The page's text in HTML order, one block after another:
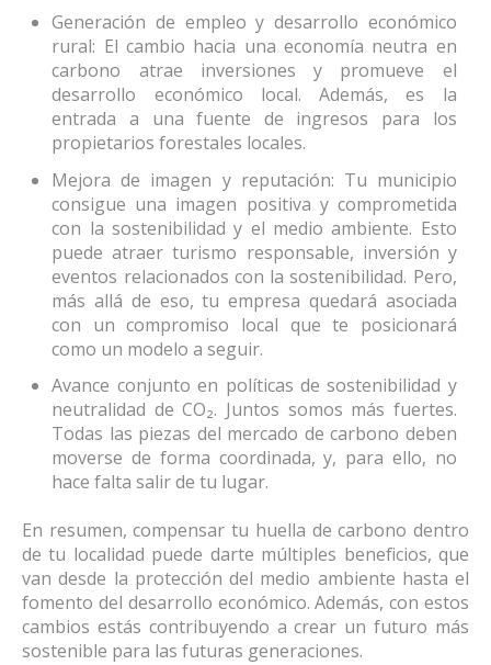
Generación de empleo y desarrollo económico
rural: El cambio hacia una economía neutra en
carbono atrae inversiones y promueve el
desarrollo económico local. Además, es la
entrada a una fuente de ingresos para los
propietarios forestales locales.
Mejora de imagen y reputación: Tu municipio
consigue una imagen positiva y comprometida
con la sostenibilidad y el medio ambiente. Esto
puede atraer turismo responsable, inversión y
eventos relacionados con la sostenibilidad. Pero,
más allá de eso, tu empresa quedará asociada
con un compromiso local que te posicionará
como un modelo a seguir.
Avance conjunto en políticas de sostenibilidad y
neutralidad de CO₂. Juntos somos más fuertes.
Todas las piezas del mercado de carbono deben
moverse de forma coordinada, y, para ello, no
hace falta salir de tu lugar.
En resumen, compensar tu huella de carbono dentro
de tu localidad puede darte múltiples beneficios, que
van desde la protección del medio ambiente hasta el
fomento del desarrollo económico. Además, con estos
cambios estás contribuyendo a crear un futuro más
sostenible para las futuras generaciones.